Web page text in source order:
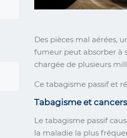
Des pièces mal aérées,
fumeur peut absorber à
chargée de plusieurs
Ce tabagisme passif et
Tabagisme et cancers
Le tabagisme passif
la maladie la plus